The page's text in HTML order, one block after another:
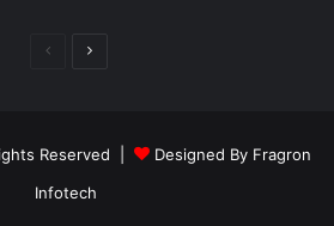
PreviousNext
Reserved |
Designed By Fragron
Infotech